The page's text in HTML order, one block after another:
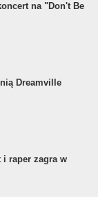
na "Don't Be
Dreamville
i raper zagra w